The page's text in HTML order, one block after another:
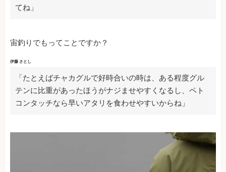
てね」
宙釣りでもってことですか？
伊藤 さとし
「たとえばチャカグルで好時合いの時は、ある程度グル
テンに比重があったほうがナジませやすくなるし、ペト
コンタッチなら早いアタリを食わせやすいからね」